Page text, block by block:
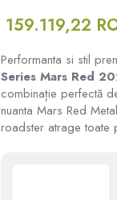
159.119,22
Performanta si stil
Series Mars Red
combinație perfectă
nuanta Mars Red
roadster atrage toate